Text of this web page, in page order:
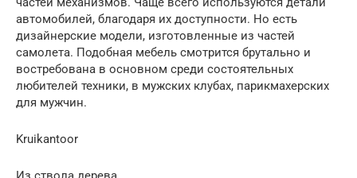
автомобилей, благодаря их доступности. Но есть
дизайнерские модели, изготовленные из частей
самолета. Подобная мебель смотрится брутально и
востребована в основном среди состоятельных
любителей техники, в мужских клубах, парикмахерских
для мужчин.
Kruikantoor